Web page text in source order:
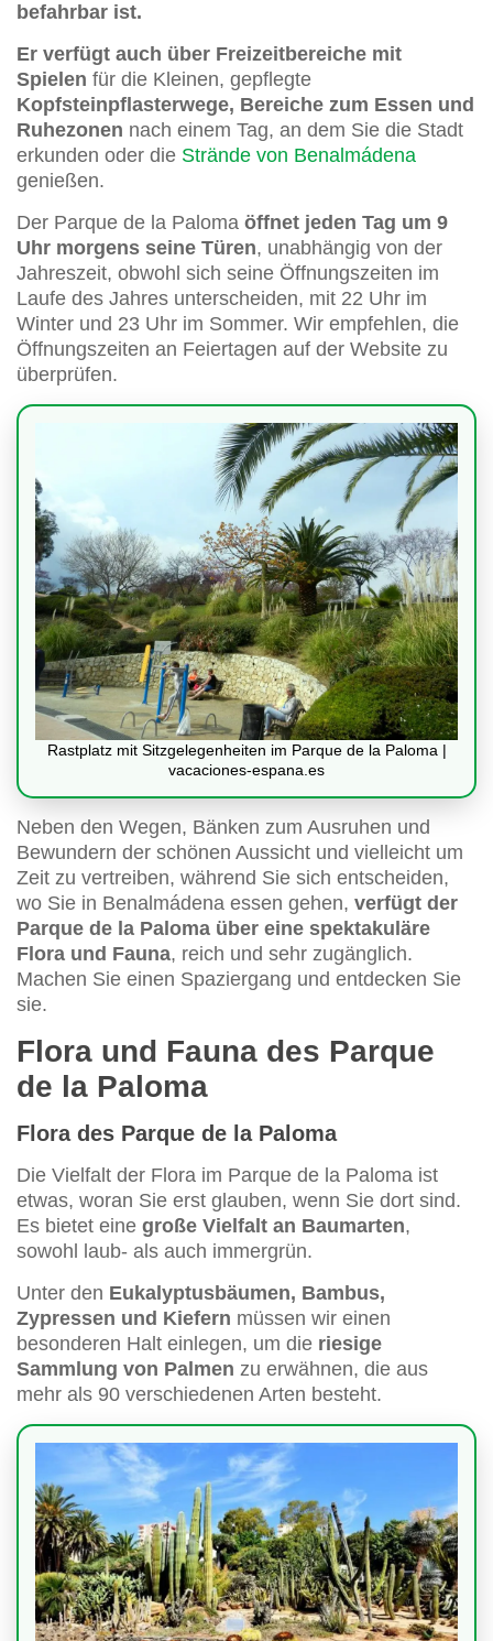
befahrbar ist.
Er verfügt auch über Freizeitbereiche mit
Spielen für die Kleinen, gepflegte
Kopfsteinpflasterwege, Bereiche zum Essen und
Ruhezonen nach einem Tag, an dem Sie die Stadt
erkunden oder die Strände von Benalmádena
genießen.
Der Parque de la Paloma öffnet jeden Tag um 9
Uhr morgens seine Türen, unabhängig von der
Jahreszeit, obwohl sich seine Öffnungszeiten im
Laufe des Jahres unterscheiden, mit 22 Uhr im
Winter und 23 Uhr im Sommer. Wir empfehlen, die
Öffnungszeiten an Feiertagen auf der Website zu
überprüfen.
Rastplatz mit Sitzgelegenheiten im Parque de la Paloma |
vacaciones-espana.es
Neben den Wegen, Bänken zum Ausruhen und
Bewundern der schönen Aussicht und vielleicht um
Zeit zu vertreiben, während Sie sich entscheiden,
wo Sie in Benalmádena essen gehen, verfügt der
Parque de la Paloma über eine spektakuläre
Flora und Fauna, reich und sehr zugänglich.
Machen Sie einen Spaziergang und entdecken Sie
sie.
Flora und Fauna des Parque
de la Paloma
Flora des Parque de la Paloma
Die Vielfalt der Flora im Parque de la Paloma ist
etwas, woran Sie erst glauben, wenn Sie dort sind.
Es bietet eine große Vielfalt an Baumarten,
sowohl laub- als auch immergrün.
Unter den Eukalyptusbäumen, Bambus,
Zypressen und Kiefern müssen wir einen
besonderen Halt einlegen, um die riesige
Sammlung von Palmen zu erwähnen, die aus
mehr als 90 verschiedenen Arten besteht.